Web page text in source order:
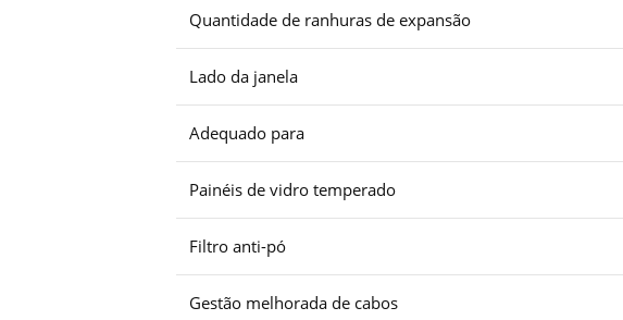
Quantidade de ranhuras de expansão
Lado da janela
Adequado para
Painéis de vidro temperado
Filtro anti-pó
Gestão melhorada de cabos